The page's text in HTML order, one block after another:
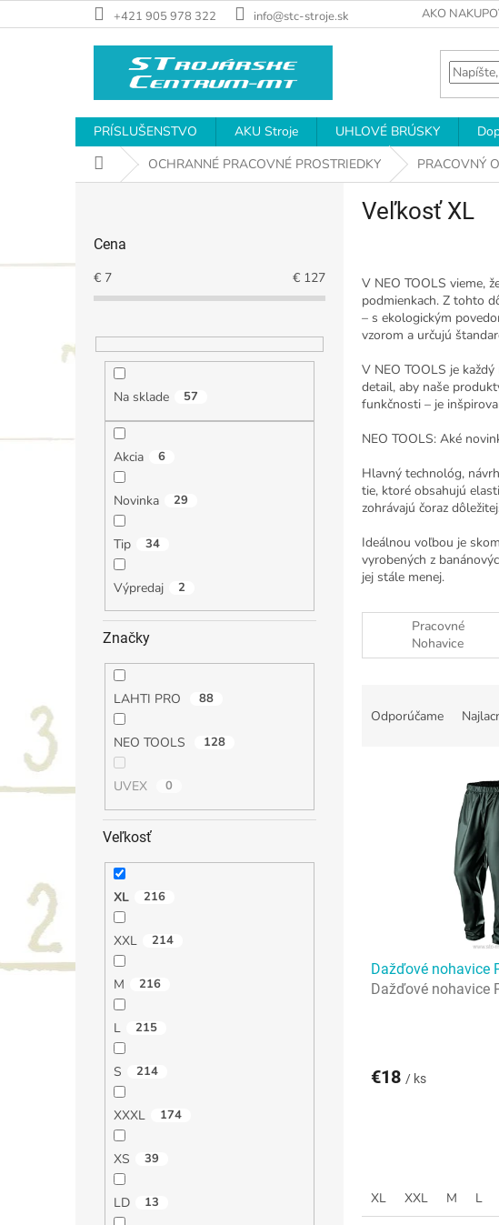
na
+421 905 978 322 info@stc-stroje.sk AKO
PRÍSLUŠENSTVO AKU Stroje UHLOVÉ BRÚSKY
DomovOCHRANNÉ PRACOVNÉ PROSTRIEDKY PRACOVNÝ
ý
e
Cena
€ 7 € 127
Na sklade 57
Akcia 6
Novinka 29
Tip 34
Výpredaj 2
Značky
LAHTI PRO 88
NEO TOOLS 128
UVEX 0
Veľkosť
XL 216
XXL 214
M 216
L 215
S 214
XXXL 174
XS 39
LD 13
Veľkosť XL
V NEO TOOLS vieme,
podmienkach. Z tohto
– s ekologickým
vzorom a určujú
V NEO TOOLS je
detail, aby naše
funkčnosti – je
NEO TOOLS: Aké
Hlavný technológ,
tie, ktoré obsahujú
zohrávajú čoraz
Ideálnou voľbou je
vyrobených z
jej stále menej.
Pracovné
Nohavice
Odporúčame
Dažďové nohavice
Dažďové nohavice
€18 / ks
XL XXL M L